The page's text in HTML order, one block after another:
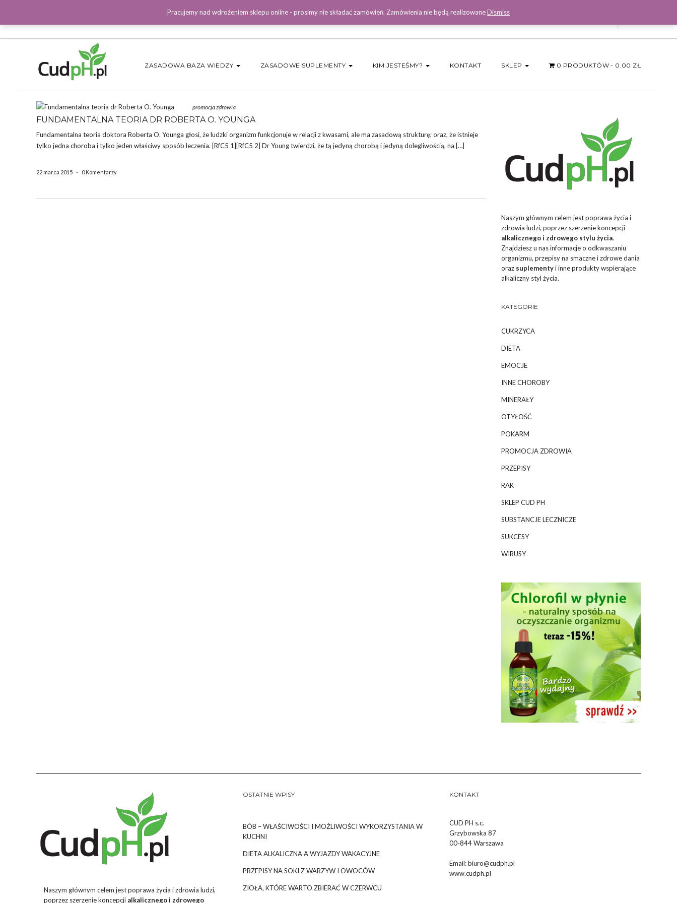
ZASADOWA BAZA WIEDZY ZASADOWE SUPLEMENTY KIM JESTEŚMY? KONTAKT SKLEP 0 PRODUKTÓW 0.00 ZŁ
promocja zdrowia
FUNDAMENTALNA TEORIA DR ROBERTA O. YOUNGA
Fundamentalna teoria doktora Roberta O. Younga głosi, że ludzki organizm funkcjonuje w relacji z kwasami, ale ma zasadową strukturę; oraz, że istnieje
tylko jedna choroba i tylko jeden właściwy sposób leczenia. [RfC5 1][RfC5 2] Dr Young twierdzi, że tą jedyną chorobą i jedyną dolegliwością, na […]
22 marca 2015 - 0 Komentarzy
Naszym głównym celem jest poprawa życia i
zdrowia ludzi, poprzez szerzenie koncepcji
alkalicznego i zdrowego stylu życia.
Znajdziesz u nas informacje o odkwaszaniu
organizmu, przepisy na smaczne i zdrowe dania
oraz suplementyi inne produkty wspierające
alkaliczny styl życia.
KATEGORIE
CUKRZYCA
DIETA
EMOCJE
INNE CHOROBY
MINERAŁY
OTYŁOŚĆ
POKARM
PROMOCJA ZDROWIA
PRZEPISY
RAK
SKLEP CUD PH
SUBSTANCJE LECZNICZE
SUKCESY
WIRUSY
Naszym głównym celem jest poprawa życia i zdrowia ludzi,
poprzez szerzenie koncepcji alkalicznego i zdrowego
OSTATNIE WPISY
BÓB – WŁAŚCIWOŚCI I MOŻLIWOŚCI WYKORZYSTANIA W
KUCHNI
DIETA ALKALICZNA A WYJAZDY WAKACYJNE
PRZEPISY NA SOKI Z WARZYW I OWOCÓW
ZIOŁA, KTÓRE WARTO ZBIERAĆ W CZERWCU
KONTAKT
CUD PH s.c.
Grzybowska 87
00-844 Warszawa
Email:biuro@cudph.pl
www.cudph.pl
Pracujemy nad wdrożeniem sklepu online - prosimy nie składać zamówień. Zamówienia nie będą realizowaneDismiss